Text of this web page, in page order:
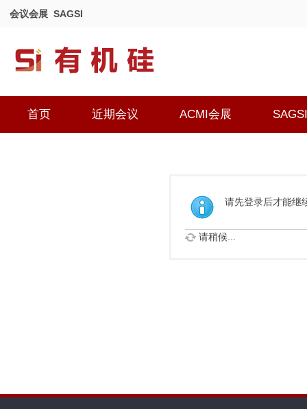
会议会展 SAGSI
首页 近期会议 ACMI会展 SAGSI
请先登录后才能继
请稍候...